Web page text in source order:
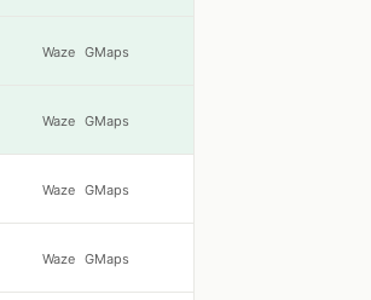
Waze GMaps
Waze GMaps
Waze GMaps
Waze GMaps